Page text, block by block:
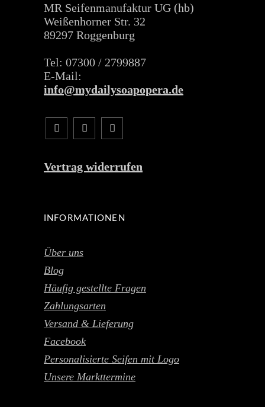
MR Seifenmanufaktur UG (hb)
Weißenhorner Str. 32
89297 Roggenburg
Tel: 07300 / 2799887
E-Mail:
info@mydailysoapopera.de
Vertrag widerrufen
INFORMATIONEN
Über uns
Blog
Häufig gestellte Fragen
Zahlungsarten
Versand & Lieferung
Facebook
Personalisierte Seifen mit Logo
Unsere Markttermine